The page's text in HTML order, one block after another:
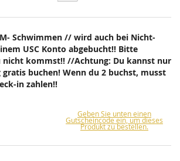
Schwimmen // wird auch bei Nicht-
USC Konto abgebucht!! Bitte
nicht kommst!! //Achtung: Du kannst nur
gratis buchen! Wenn du 2 buchst, musst
in zahlen!!
Geben Sie unten einen
Gutscheincode ein, um dieses
Produkt zu bestellen.